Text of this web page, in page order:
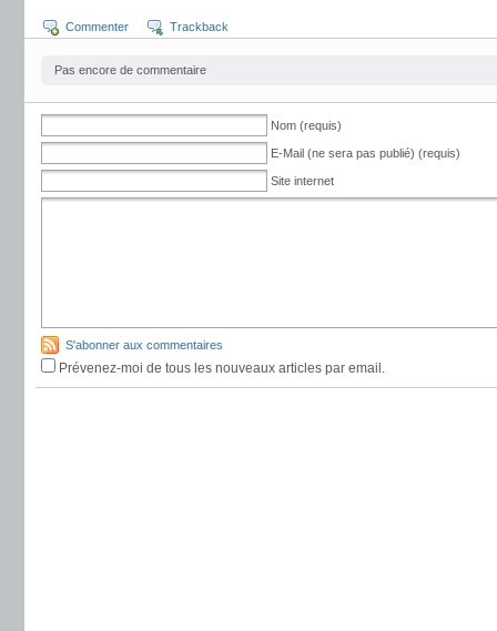
Commenter Trackback
Pas encore de commentaire
Nom (requis)
E-Mail (ne sera pas publié) (requis)
Site internet
S'abonner aux commentaires
Prévenez-moi de tous les nouveaux articles par email.